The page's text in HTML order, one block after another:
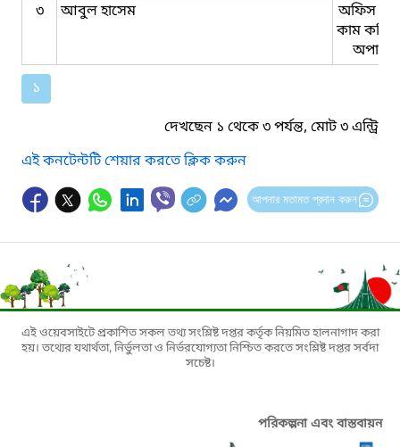
৩ আবুল হাসেম
অফিস
কাম
১
দেখছেন ১ থেকে ৩ পর্যন্ত, মোট ৩ এন্ট্রি
এই কনটেন্টটি শেয়ার করতে ক্লিক করুন
আপনার মতামত প্রদান করুন
এই ওয়েবসাইটে প্রকাশিত সকল তথ্য সংশ্লিষ্ট দপ্তর কর্তৃক নিয়মিত হালনাগাদ করা
হয়। তথ্যের যথার্থতা, নির্ভুলতা ও নির্ভরযোগ্যতা নিশ্চিত করতে সংশ্লিষ্ট দপ্তর সর্বদা
সচেষ্ট।
পরিকল্পনা এবং বাস্তবায়ন